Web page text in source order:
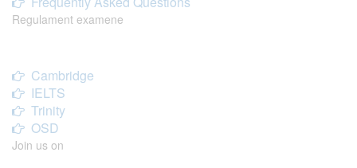
Regulament examene
Cambridge
IELTS
Trinity
OSD
Join us on